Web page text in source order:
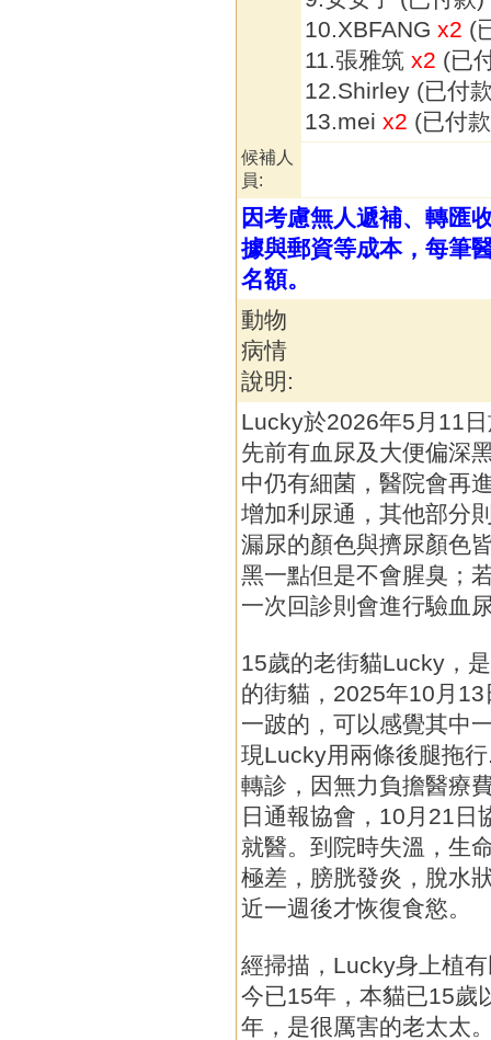
10.XBFANGx2 (
11.張雅筑x2 (已
12.Shirley (已付
13.meix2 (已付
候補人
員:
因考慮無人遞補、轉匯
據與郵資等成本，每筆
名額。
動物
病情
說明:
Lucky於2026年5月11
先前有血尿及大便偏深
中仍有細菌，醫院會再
增加利尿通，其他部分
漏尿的顏色與擠尿顏色
黑一點但是不會腥臭；
一次回診則會進行驗血
15歲的老街貓Lucky，
的街貓，2025年10月
一跛的，可以感覺其中
現Lucky用兩條後腿拖
轉診，因無力負擔醫療
日通報協會，10月21日
就醫。到院時失溫，生
極差，膀胱發炎，脫水
近一週後才恢復食慾。
經掃描，Lucky身上植
今已15年，本貓已15歲
年，是很厲害的老太太